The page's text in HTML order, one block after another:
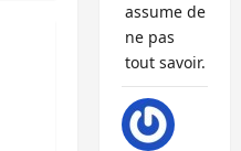
assume de
ne pas
tout savoir.